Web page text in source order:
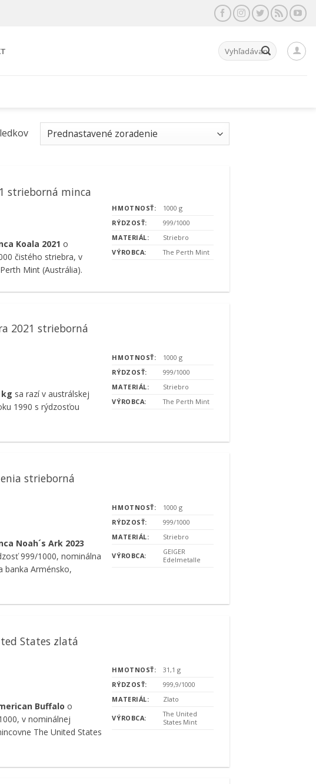
Hľadať:
strieborná minca
Koala 2021 o
čistého striebra, v
Mint (Austrália).
HMOTNOSŤ:
1000 g
RÝDZOSŤ:
999/1000
MATERIÁL:
Striebro
VÝROBCA:
The Perth Mint
2021 strieborná
sa razí v austrálskej
1990 s rýdzosťou
HMOTNOSŤ:
1000 g
RÝDZOSŤ:
999/1000
MATERIÁL:
Striebro
VÝROBCA:
The Perth Mint
strieborná
Noah´s Ark 2023
999/1000, nominálna
banka Arménsko,
HMOTNOSŤ:
1000 g
RÝDZOSŤ:
999/1000
MATERIÁL:
Striebro
VÝROBCA:
GEIGER
Edelmetalle
States zlatá
Buffalo o
v nominálnej
The United States
HMOTNOSŤ:
31,1 g
RÝDZOSŤ:
999,9/1000
MATERIÁL:
Zlato
VÝROBCA:
The United
States Mint